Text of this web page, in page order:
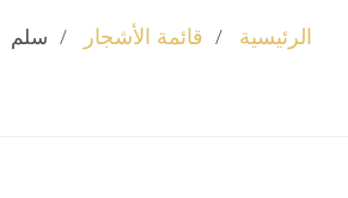
الرئيسية قائمة الأشجار سلم